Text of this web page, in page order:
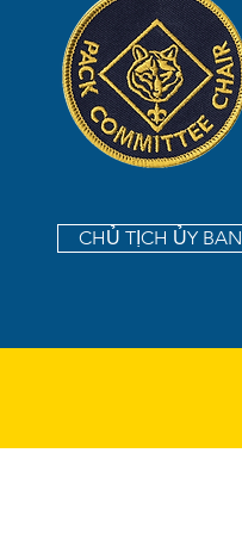
CHỦ TỊCH ỦY BAN